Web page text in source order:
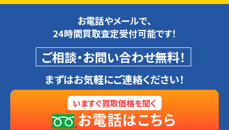
お電話やメールで、
24時間買取査定受付可能です！
ご相談・お問い合わせ無料！
まずはお気軽にご連絡ください！
いますぐ買取価格を聞く
お電話はこちら